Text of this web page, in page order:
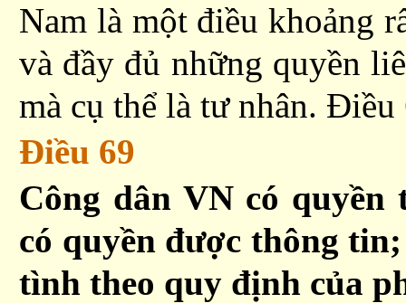
Nam là một điều khoảng
và đầy đủ những quyền
mà cụ thể là tư nhân. Điều
Ðiều 69
Công dân VN có
có quyền được thông
tình theo quy định của